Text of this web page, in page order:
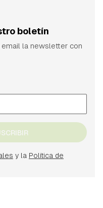
boletín
la newsletter con
y la Política de